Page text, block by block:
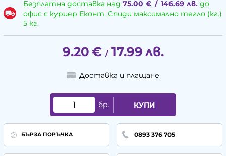
Безплатна доставка над 75.00 € / 146.69 лв.до
офис с куриер Еконт, Спиди максимално тегло (кг.)
5 кг.
9.20 € / 17.99 лв.
Доставка и плащане
бр. КУПИ
БЪРЗА ПОРЪЧКА 0893 376 705